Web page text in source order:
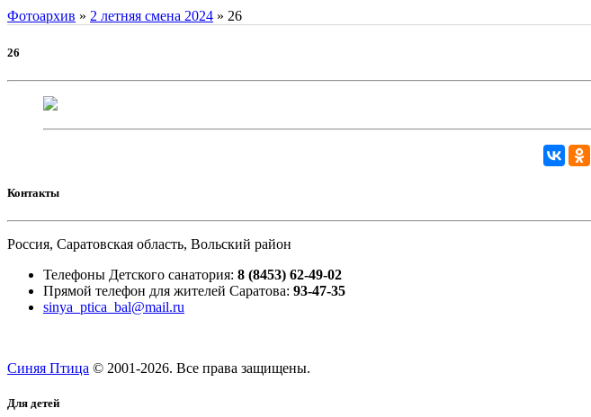
Фотоархив » 2 летняя смена 2024 » 26
26
Контакты
Россия, Саратовская область, Вольский район
Телефоны Детского санатория: 8 (8453) 62-49-02
Прямой телефон для жителей Саратова: 93-47-35
sinya_ptica_bal@mail.ru
Синяя Птица © 2001-2026. Все права защищены.
Для детей